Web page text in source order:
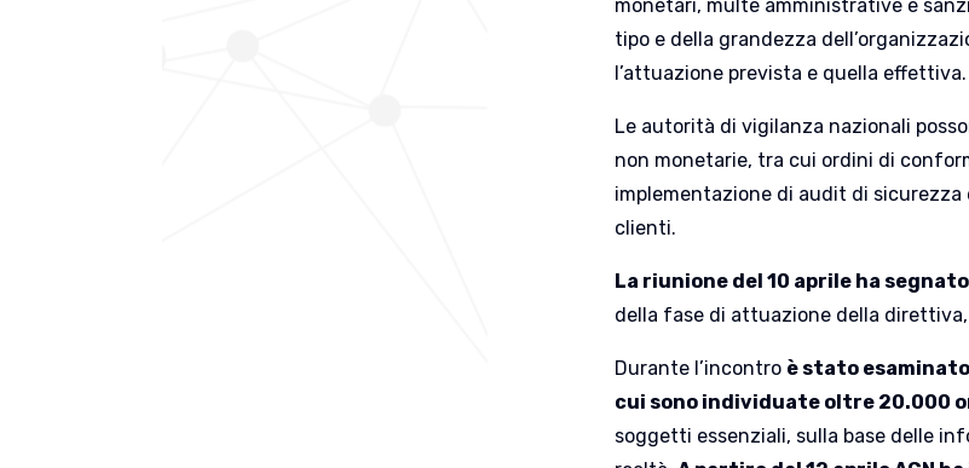
monetari, multe amministrative e
tipo e della grandezza
l’attuazione prevista e quella effettiva.
Le autorità di vigilanza nazionali
non monetarie, tra cui ordini di
implementazione di audit di
clienti.
La riunione del 10 aprile ha
della fase di attuazione della direttiva,
Durante l’incontro è stato
cui sono individuate oltre 20.000
soggetti essenziali, sulla base delle